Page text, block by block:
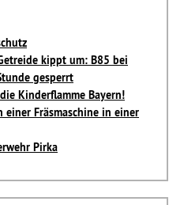
kippt um: B85 bei
gesperrt
Kinderflamme Bayern!
einer Fräsmaschine in einer
Pirka